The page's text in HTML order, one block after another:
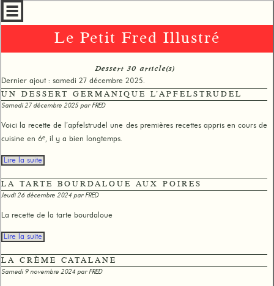
Le Petit Fred Illustré
Dessert 30 article(s)
Dernier ajout : samedi 27 décembre 2025.
UN DESSERT GERMANIQUE L’APFELSTRUDEL
Samedi 27 décembre 2025 parFRED
Voici la recette de l’apfelstrudel une des premières recettes appris en cours de
cuisine en 6ᵉ, il y a bien longtemps.
Lire la suite
LA TARTE BOURDALOUE AUX POIRES
Jeudi 26 décembre 2024 parFRED
La recette de la tarte bourdaloue
Lire la suite
LA CRÈME CATALANE
Samedi 9 novembre 2024 parFRED